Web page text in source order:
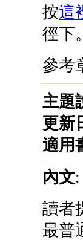
按這
徑下。
參考
主題
更新
適用
內文:
讀者
最普